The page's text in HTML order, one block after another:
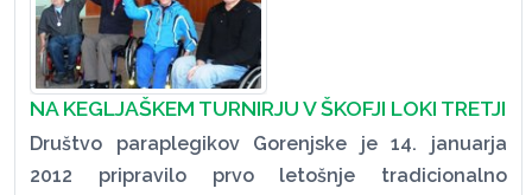
NA KEGLJAŠKEM TURNIRJU V ŠKOFJI LOKI TRETJI
Društvo paraplegikov Gorenjske je 14. januarja
2012 pripravilo prvo letošnje tradicionalno